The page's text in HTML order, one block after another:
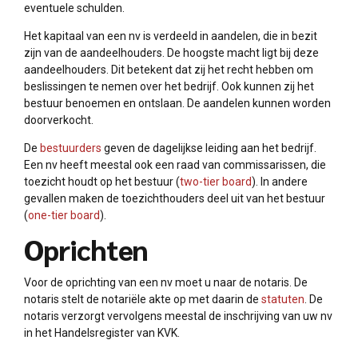
eventuele schulden.
Het kapitaal van een nv is verdeeld in aandelen, die in bezit
zijn van de aandeelhouders. De hoogste macht ligt bij deze
aandeelhouders. Dit betekent dat zij het recht hebben om
beslissingen te nemen over het bedrijf. Ook kunnen zij het
bestuur benoemen en ontslaan. De aandelen kunnen worden
doorverkocht.
De bestuurders geven de dagelijkse leiding aan het bedrijf.
Een nv heeft meestal ook een raad van commissarissen, die
toezicht houdt op het bestuur (two-tier board). In andere
gevallen maken de toezichthouders deel uit van het bestuur
(one-tier board).
Oprichten
Voor de oprichting van een nv moet u naar de notaris. De
notaris stelt de notariële akte op met daarin de statuten . De
notaris verzorgt vervolgens meestal de inschrijving van uw nv
in het Handelsregister van KVK.